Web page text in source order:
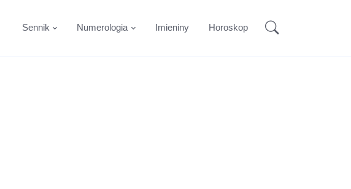
Sennik Numerologia Imieniny Horoskop